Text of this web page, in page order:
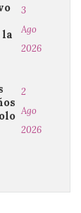
la
3
Ago
2026
2
Ago
2026